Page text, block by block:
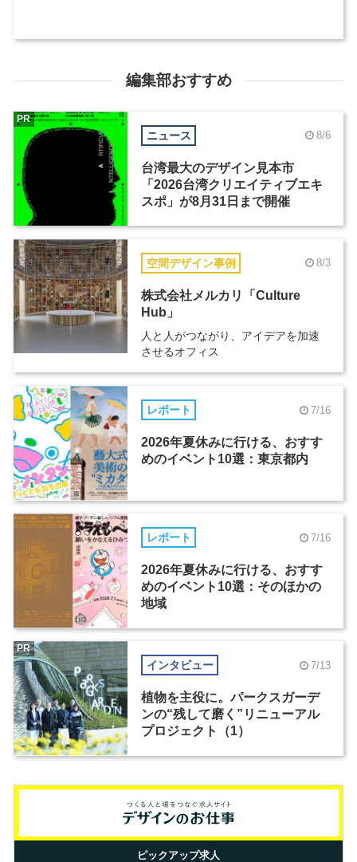
編集部おすすめ
ニュース 8/6
台湾最大のデザイン見本市
「2026台湾クリエイティブエキ
スポ」が8月31日まで開催
PR
空間デザイン事例 8/3
株式会社メルカリ「Culture
Hub」
人と人がつながり、アイデアを加速
させるオフィス
レポート 7/16
2026年夏休みに行ける、おすす
めのイベント10選：東京都内
レポート 7/16
2026年夏休みに行ける、おすす
めのイベント10選：そのほかの
地域
インタビュー 7/13
植物を主役に。パークスガーデ
ンの“残して磨く”リニューアル
プロジェクト（1）
PR
ピックアップ求人